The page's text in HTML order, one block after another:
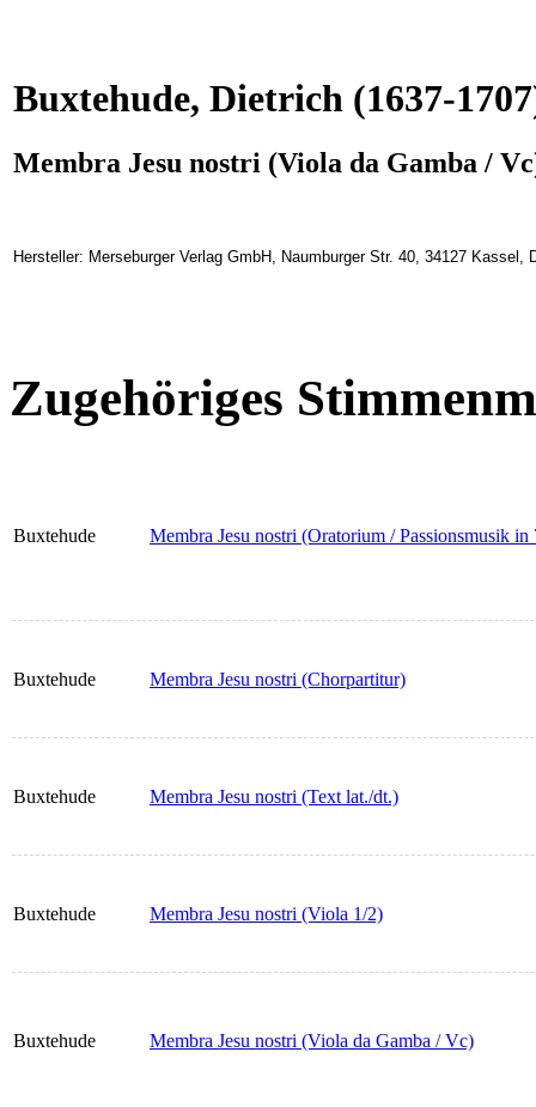
Buxtehude, Dietrich (1637-
Membra Jesu nostri (Viola da Gamba /
Hersteller: Merseburger Verlag GmbH, Naumburger Str. 40, 34127 Kassel,
Zugehöriges
Buxtehude Membra Jesu nostri (Oratorium / Passionsmusik
Buxtehude Membra Jesu nostri (Chorpartitur)
Buxtehude Membra Jesu nostri (Text lat./dt.)
Buxtehude Membra Jesu nostri (Viola 1/2)
Buxtehude Membra Jesu nostri (Viola da Gamba / Vc)